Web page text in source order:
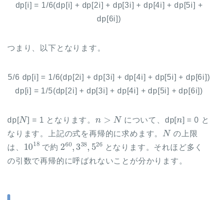
dp[i] = 1/6(dp[i] + dp[2i] + dp[3i] + dp[4i] + dp[5i] +
dp[6i])
つまり、以下となります。
5/6 dp[i] = 1/6(dp[2i] + dp[3i] + dp[4i] + dp[5i] + dp[6i])
dp[i] = 1/5(dp[2i] + dp[3i] + dp[4i] + dp[5i] + dp[6i])
dp[
N
] = 1 となります。 について、dp[
n
] = 0 と
なります。上記の式を再帰的に求めます。
N
の上限
は、
1018
で約
260,338,5 26
となります。それほど多く
の引数で再帰的に呼ばれないことが分かります。